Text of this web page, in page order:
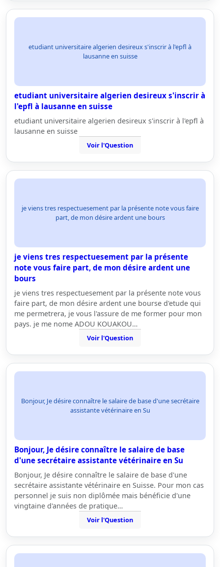
etudiant universitaire algerien desireux s'inscrir à l'epfl à
lausanne en suisse
etudiant universitaire algerien desireux s'inscrir à
l'epfl à lausanne en suisse
etudiant universitaire algerien desireux s'inscrir à l'epfl à
lausanne en suisse
Voir l'Question
je viens tres respectuesement par la présente note vous faire
part, de mon désire ardent une bours
je viens tres respectuesement par la présente
note vous faire part, de mon désire ardent une
bours
je viens tres respectuesement par la présente note vous
faire part, de mon désire ardent une bourse d'etude qui
me permetrera, je vous l'assure de me former pour mon
pays. je me nome ADOU KOUAKOU…
Voir l'Question
Bonjour, Je désire connaître le salaire de base d'une secrétaire
assistante vétérinaire en Su
Bonjour, Je désire connaître le salaire de base
d'une secrétaire assistante vétérinaire en Su
Bonjour, Je désire connaître le salaire de base d'une
secrétaire assistante vétérinaire en Suisse. Pour mon cas
personnel je suis non diplômée mais bénéficie d'une
vingtaine d'années de pratique…
Voir l'Question